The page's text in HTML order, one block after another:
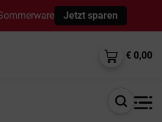
Jetzt sparen
€ 0,00
Suche